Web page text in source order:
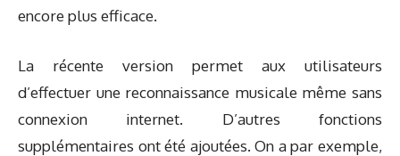
encore plus efficace.
La récente version permet aux utilisateurs
d’effectuer une reconnaissance musicale même sans
connexion internet. D’autres fonctions
supplémentaires ont été ajoutées. On a par exemple,